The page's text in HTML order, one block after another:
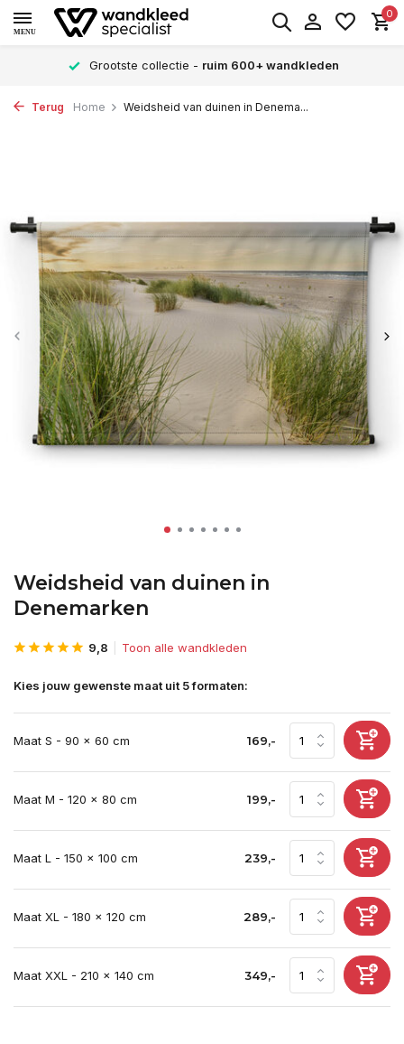
MENU
0
Grootste collectie - ruim 600+ wandkleden
Terug Home Weidsheid van duinen in Denema...
Weidsheid van duinen in
Denemarken
9,8 Toon alle wandkleden
Kies jouw gewenste maat uit 5 formaten:
Maat S - 90 x 60 cm 169,-
Maat M - 120 x 80 cm 199,-
Maat L - 150 x 100 cm 239,-
Maat XL - 180 x 120 cm 289,-
Maat XXL - 210 x 140 cm 349,-